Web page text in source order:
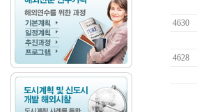
4630
4628